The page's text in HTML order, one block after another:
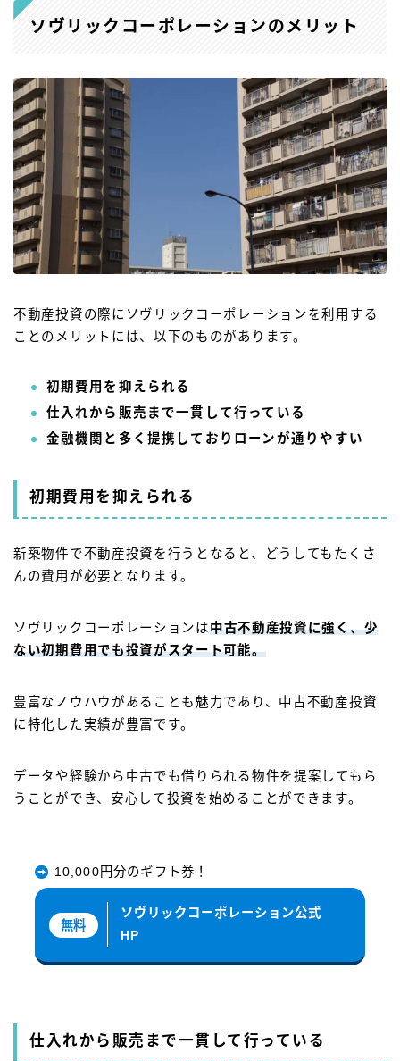
ソヴリックコーポレーションのメリット
不動産投資の際にソヴリックコーポレーションを利用する
ことのメリットには、以下のものがあります。
初期費用を抑えられる
仕入れから販売まで一貫して行っている
金融機関と多く提携しておりローンが通りやすい
初期費用を抑えられる
新築物件で不動産投資を行うとなると、どうしてもたくさ
んの費用が必要となります。
ソヴリックコーポレーションは中古不動産投資に強く、少
ない初期費用でも投資がスタート可能。
豊富なノウハウがあることも魅力であり、中古不動産投資
に特化した実績が豊富です。
データや経験から中古でも借りられる物件を提案してもら
うことができ、安心して投資を始めることができます。
10,000円分のギフト券！
無料
ソヴリックコーポレーション公式
HP
仕入れから販売まで一貫して行っている